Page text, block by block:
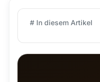
# In diesem Artikel